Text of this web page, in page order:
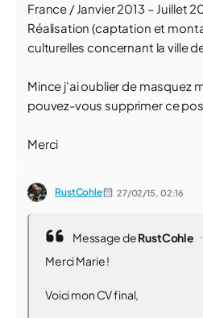
France / Janvier 2013 – Juillet
Réalisation (captation et
culturelles concernant la ville
Mince j'ai oublier de masquez
pouvez-vous supprimer ce
Merci
RustCohle 27/02/15, 02:16
Message deRustCohle
Merci Marie !
Voici mon CV final,